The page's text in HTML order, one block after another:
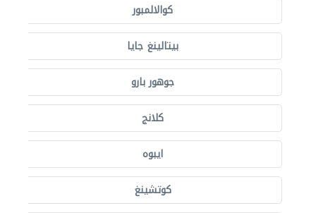
كوالالمبور
بيتالينغ جايا
جوهور بارو
كلانج
ايبوه
كوتشينغ